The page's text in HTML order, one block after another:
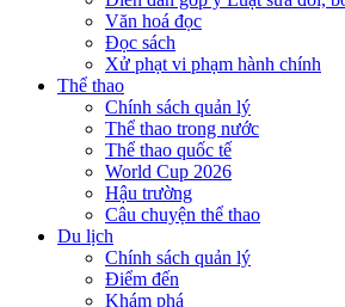
Văn hoá đọc
Đọc sách
Xử phạt vi phạm hành chính
Thể thao
Chính sách quản lý
Thể thao trong nước
Thể thao quốc tế
World Cup 2026
Hậu trường
Câu chuyện thể thao
Du lịch
Chính sách quản lý
Điểm đến
Khám phá